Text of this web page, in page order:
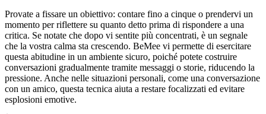
Provate a fissare un obiettivo: contare fino a cinque o prendervi un
momento per riflettere su quanto detto prima di rispondere a una
critica. Se notate che dopo vi sentite più concentrati, è un segnale
che la vostra calma sta crescendo. BeMee vi permette di esercitare
questa abitudine in un ambiente sicuro, poiché potete costruire
conversazioni gradualmente tramite messaggi o storie, riducendo la
pressione. Anche nelle situazioni personali, come una conversazione
con un amico, questa tecnica aiuta a restare focalizzati ed evitare
esplosioni emotive.